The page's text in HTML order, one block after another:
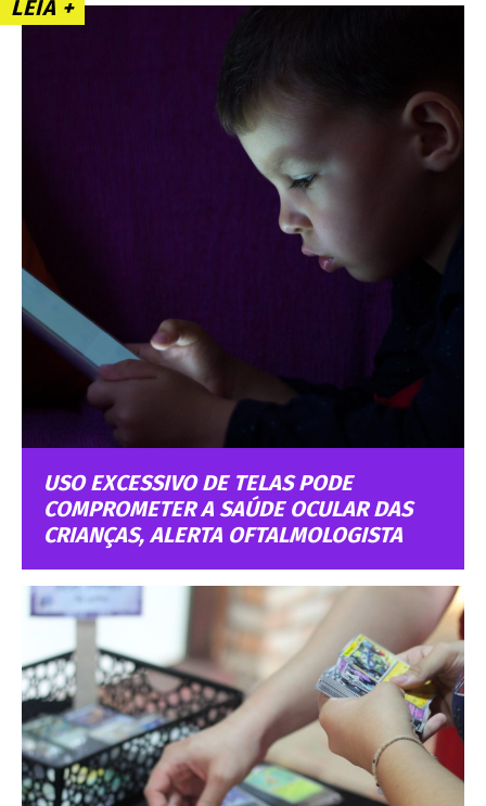
LEIA +
USO EXCESSIVO DE TELAS PODE
COMPROMETER A SAÚDE OCULAR DAS
CRIANÇAS, ALERTA OFTALMOLOGISTA